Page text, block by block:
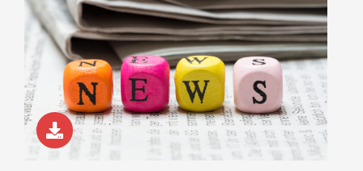
© wsf-sh/Shotshop.com